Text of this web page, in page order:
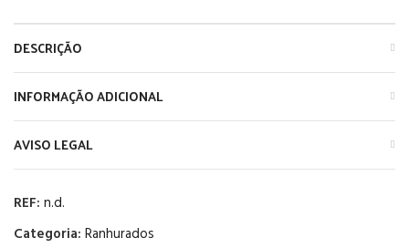
DESCRIÇÃO
INFORMAÇÃO ADICIONAL
AVISO LEGAL
REF: n.d.
Categoria: Ranhurados